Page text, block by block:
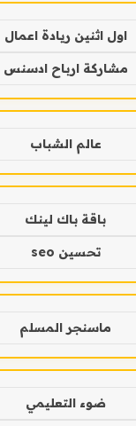
اول اثنين ريادة اعمال
مشاركة ارباح ادسنس
عالم الشباب
باقة باك لينك
تحسين seo
ماسنجر المسلم
ضوء التعليمي